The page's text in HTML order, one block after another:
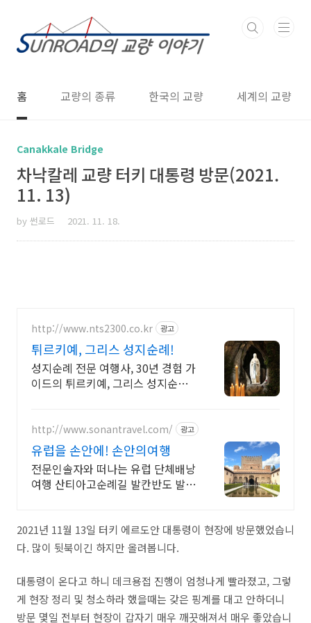
홈 교량의 종류 한국의 교량 세계의 교량
Canakkale Bridge
차낙칼레 교량 터키 대통령 방문(2021.
11. 13)
by 썬로드 2021. 11. 18.
http://www.nts2300.co.kr 광고
튀르키예, 그리스 성지순례!
성지순례 전문 여행사, 30년 경험 가
이드의 튀르키예, 그리스 성지순례
http://www.sonantravel.com/ 광고
유럽을 손안에! 손안의여행
전문인솔자와 떠나는 유럽 단체배낭
여행 산티아고순례길 발칸반도 발틱
동유럽 세미팩제공
2021년 11월 13일 터키 에르도안 대통령이 현장에 방문했었습니
다. 많이 뒷북이긴 하지만 올려봅니다.
대통령이 온다고 하니 데크용접 진행이 엄청나게 빨라졌고, 그렇
게 현장 정리 및 청소하라 했을때는 갖은 핑계를 대고 안하더니
방문 몇일 전부터 현장이 갑자기 매우 깨끗해져서 매우 좋았습니